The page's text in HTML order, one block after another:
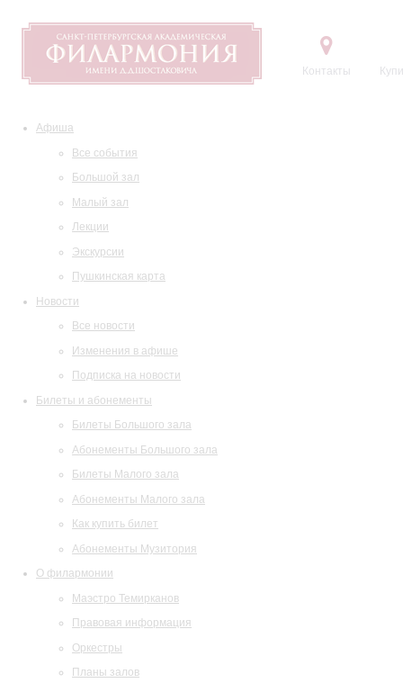
Контакты
Афиша
Все события
Большой зал
Малый зал
Лекции
Экскурсии
Пушкинская карта
Новости
Все новости
Изменения в афише
Подписка на новости
Билеты и абонементы
Билеты Большого зала
Абонементы Большого зала
Билеты Малого зала
Абонементы Малого зала
Как купить билет
Абонементы Музитория
О филармонии
Маэстро Темирканов
Правовая информация
Оркестры
Планы залов